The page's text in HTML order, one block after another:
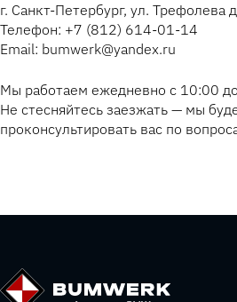
г. Санкт-Петербург, ул. Трефолева
Телефон: +7 (812) 614-01-14
Email: bumwerk@yandex.ru
Мы работаем ежедневно с 10:00
Не стесняйтесь заезжать — мы
проконсультировать вас по